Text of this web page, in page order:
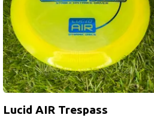
Lucid AIR Trespass